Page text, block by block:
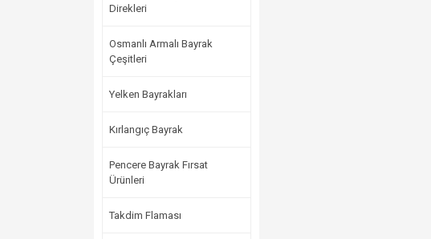
Direkleri
Osmanlı Armalı Bayrak
Çeşitleri
Yelken Bayrakları
Kırlangıç Bayrak
Pencere Bayrak Fırsat
Ürünleri
Takdim Flaması